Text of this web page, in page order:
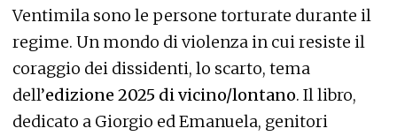
Ventimila sono le persone torturate durante il
regime. Un mondo di violenza in cui resiste il
coraggio dei dissidenti, lo scarto, tema
dell’edizione 2025 di vicino/lontano. Il libro,
dedicato a Giorgio ed Emanuela, genitori